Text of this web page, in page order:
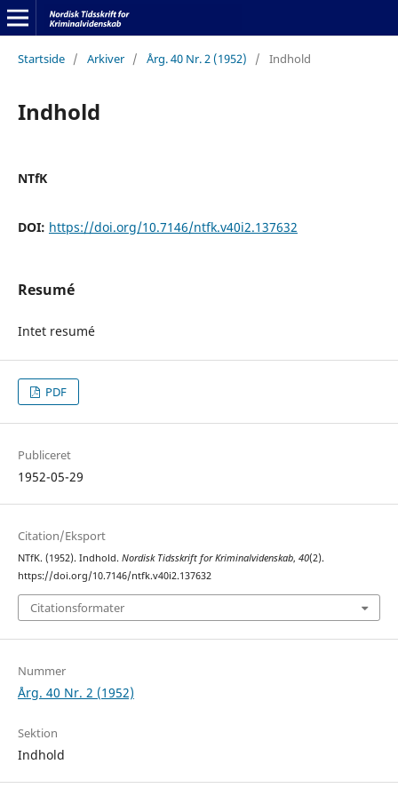
Startside / Arkiver / Årg. 40 Nr. 2 (1952) / Indhold
Indhold
NTfK
DOI: https://doi.org/10.7146/ntfk.v40i2.137632
Resumé
Intet resumé
PDF
Publiceret
1952-05-29
Citation/Eksport
NTfK. (1952). Indhold. Nordisk Tidsskrift for Kriminalvidenskab, 40(2).
https://doi.org/10.7146/ntfk.v40i2.137632
Citationsformater
Nummer
Årg. 40 Nr. 2 (1952)
Sektion
Indhold